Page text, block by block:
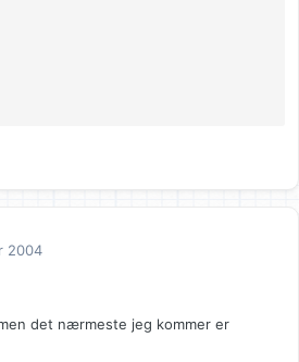
2004
det nærmeste jeg kommer er